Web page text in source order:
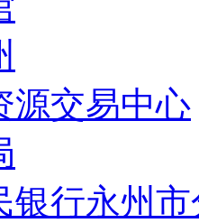
源交易中心
银行永州